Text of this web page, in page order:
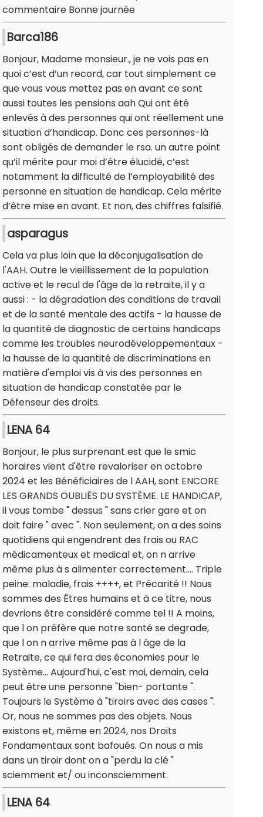
commentaire Bonne journée
Barca186
Bonjour, Madame monsieur., je ne vois pas en
quoi c’est d’un record, car tout simplement ce
que vous vous mettez pas en avant ce sont
aussi toutes les pensions aah Qui ont été
enlevés à des personnes qui ont réellement une
situation d’handicap. Donc ces personnes-là
sont obligés de demander le rsa. un autre point
qu’il mérite pour moi d’être élucidé, c’est
notamment la difficulté de l’employabilité des
personne en situation de handicap. Cela mérite
d’être mise en avant. Et non, des chiffres falsifié.
asparagus
Cela va plus loin que la déconjugalisation de
l'AAH. Outre le vieillissement de la population
active et le recul de l'âge de la retraite, il y a
aussi : - la dégradation des conditions de travail
et de la santé mentale des actifs - la hausse de
la quantité de diagnostic de certains handicaps
comme les troubles neurodéveloppementaux -
la hausse de la quantité de discriminations en
matière d'emploi vis à vis des personnes en
situation de handicap constatée par le
Défenseur des droits.
LENA 64
Bonjour, le plus surprenant est que le smic
horaires vient d'être revaloriser en octobre
2024 et les Bénéficiaires de l AAH, sont ENCORE
LES GRANDS OUBLIÉS DU SYSTÈME. LE HANDICAP,
il vous tombe " dessus " sans crier gare et on
doit faire " avec ". Non seulement, on a des soins
quotidiens qui engendrent des frais ou RAC
médicamenteux et medical et, on n arrive
même plus à s alimenter correctement.... Triple
peine: maladie, frais ++++, et Précarité !! Nous
sommes des Êtres humains et à ce titre, nous
devrions être considéré comme tel !! A moins,
que l on préfère que notre santé se degrade,
que l on n arrive même pas à l âge de la
Retraite, ce qui fera des économies pour le
Système... Aujourd'hui, c'est moi, demain, cela
peut être une personne "bien- portante ".
Toujours le Système à "tiroirs avec des cases ".
Or, nous ne sommes pas des objets. Nous
existons et, même en 2024, nos Droits
Fondamentaux sont bafoués. On nous a mis
dans un tiroir dont on a "perdu la clé "
sciemment et/ ou inconsciemment.
LENA 64